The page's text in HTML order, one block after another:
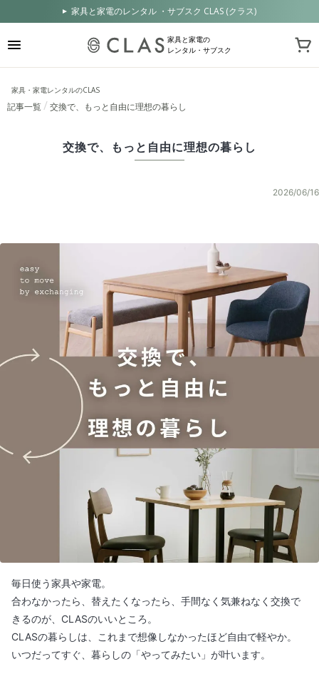
家具と家電のレンタル ・サブスク CLAS (クラス)
家具と家電の
レンタル・サブスク
家具・家電レンタルのCLAS
記事一覧 交換で、もっと自由に理想の暮らし
交換で、もっと自由に理想の暮らし
2026/06/16
毎日使う家具や家電。
合わなかったら、替えたくなったら、手間なく気兼ねなく交換で
きるのが、CLASのいいところ。
CLASの暮らしは、これまで想像しなかったほど自由で軽やか。
いつだってすぐ、暮らしの「やってみたい」が叶います。